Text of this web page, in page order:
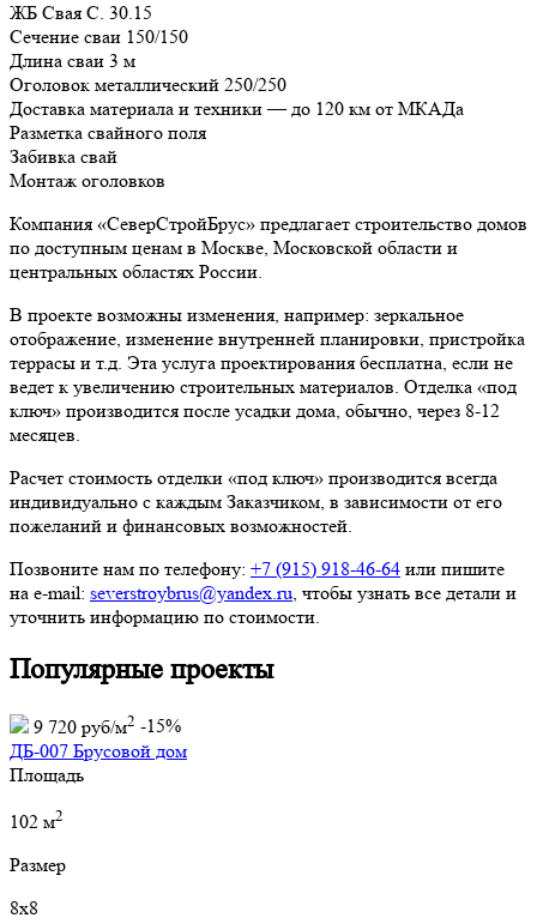
ЖБ Свая С. 30.15
Сечение сваи 150/150
Длина сваи 3 м
Оголовок металлический 250/250
Доставка материала и техники — до 120 км от МКАДа
Разметка свайного поля
Забивка свай
Монтаж оголовков
Компания «СеверСтройБрус» предлагает строительство домов
по доступным ценам в Москве, Московской области и
центральных областях России.
В проекте возможны изменения, например: зеркальное
отображение, изменение внутренней планировки, пристройка
террасы и т.д. Эта услуга проектирования бесплатна, если не
ведет к увеличению строительных материалов. Отделка «под
ключ» производится после усадки дома, обычно, через 8-12
месяцев.
Расчет стоимость отделки «под ключ» производится всегда
индивидуально с каждым Заказчиком, в зависимости от его
пожеланий и финансовых возможностей.
Позвоните нам по телефону: +7 (915) 918-46-64 или пишите
на e-mail: severstroybrus@yandex.ru, чтобы узнать все детали и
уточнить информацию по стоимости.
Популярные проекты
9 720 руб/м2 -15%
ДБ-007 Брусовой дом
Площадь
102 м2
Размер
8х8